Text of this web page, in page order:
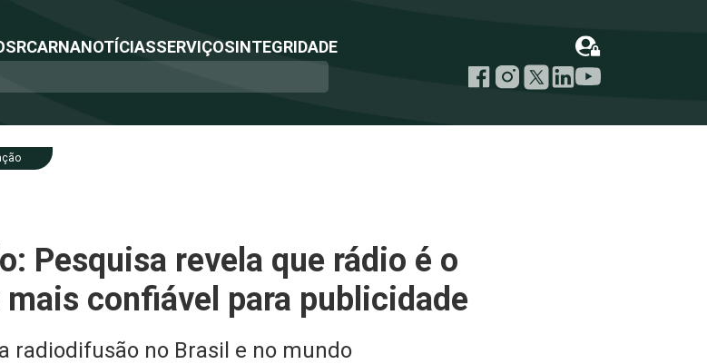
RCARNANOTÍCIASSERVIÇOSINTEGRIDADE
Pesquisa revela que rádio é o
confiável para publicidade
radiodifusão no Brasil e no mundo